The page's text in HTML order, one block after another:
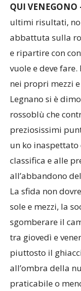
QUI VENEGONO
ultimi risultati,
abbattuta sulla
e ripartire con
vuole e deve
nei propri mezzi
Legnano si è
rossoblù che
preziosissimi
un ko
classifica e alle
all’abbandono
La sfida non
sole e mezzi, la
sgomberare il
tra giovedì e
piuttosto il
all’ombra della
praticabile o